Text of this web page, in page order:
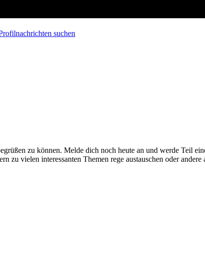
suchen
zu können. Melde dich noch heute an und werde Teil
zu vielen interessanten Themen rege austauschen oder